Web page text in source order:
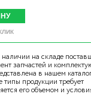
на складе
запчастей и
в нашем
продукции требует
его объемом и